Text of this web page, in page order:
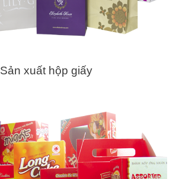
Sản xuất hộp giấy